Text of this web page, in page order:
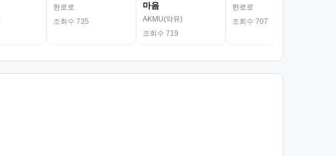
한로로
조회수 735
마음
AKMU(악뮤)
조회수 719
한로로
조회수 707